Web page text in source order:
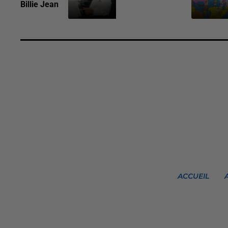
Billie Jean
ACCUEIL